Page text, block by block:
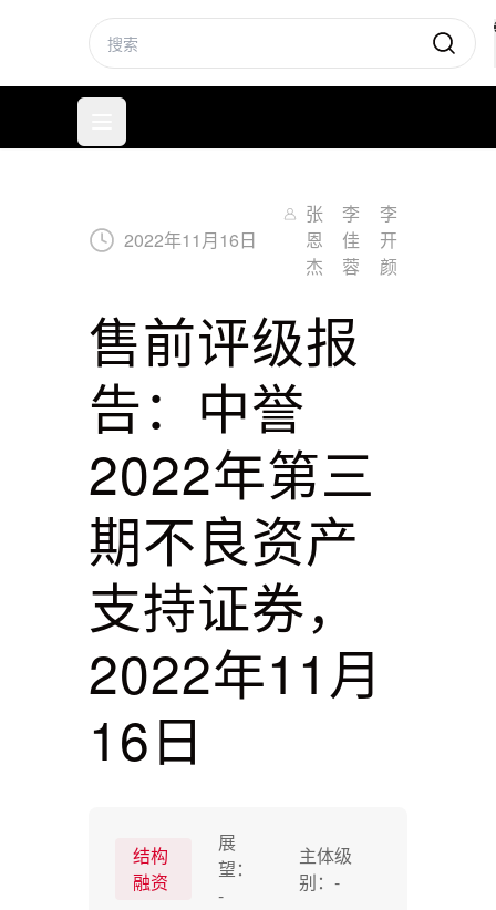
标普信评
2022年11月16日
张
恩
杰
李
佳
蓉
李
开
颜
售前评级报
告：中誉
2022年第三
期不良资产
支持证券，
2022年11月
16日
结构
融资
展
望：
-
主体级
别：-